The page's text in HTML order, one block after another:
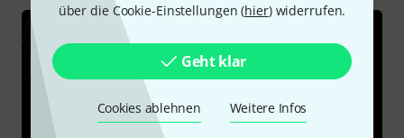
über die Cookie-Einstellungen (hier) widerrufen.
Geht klar
Cookies ablehnen Weitere Infos